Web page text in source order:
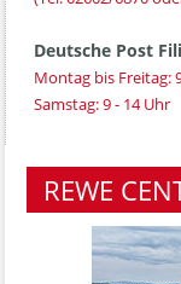
Deutsche Post
Montag bis Freitag:
Samstag: 9 - 14 Uhr
REWE